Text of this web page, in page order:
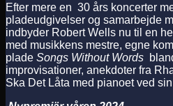
Efter mere en 30 års koncerter
pladeudgivelser og samarbejde
indbyder Robert Wells nu til en
med musikkens mestre, egne
plade Songs Without Words
improvisationer, anekdoter fra
Ska Det Låta med pianoet ved